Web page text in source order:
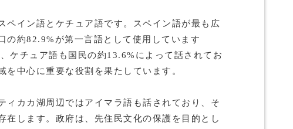
ペイン語とケチュア語です。スペイン語が最も広
の約82.9%が第一言語として使用しています
ケチュア語も国民の約13.6%によって話されてお
を中心に重要な役割を果たしています。
ィカカ湖周辺ではアイマラ語も話されており、そ
在します。政府は、先住民文化の保護を目的とし